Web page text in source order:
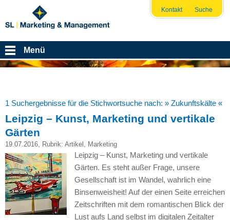
Kontakt Suche
Menü
1 Suchergebnisse für die Stichwortsuche nach: » Zukunftskälte «
Leipzig – Kunst, Marketing und vertikale
Gärten
19.07.2016, Rubrik: Artikel , Marketing
Leipzig – Kunst, Marketing und vertikale
Gärten. Es steht außer Frage, unsere
Gesellschaft ist im Wandel, wahrlich eine
Binsenweisheit! Auf der einen Seite erreichen
Zeitschriften mit dem romantischen Blick der
Lust aufs Land selbst im digitalen Zeitalter